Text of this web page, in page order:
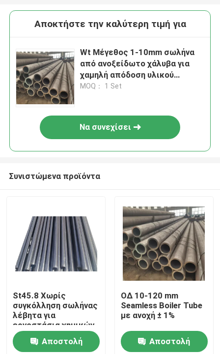
Προϊόντα
Σχετικά με εμάς
Αποκτήστε την καλύτερη τιμή για
Wt Μέγεθος 1-10mm σωλήνα
από ανοξείδωτο χάλυβα για
χαμηλή απόδοση υλικού
άνθρακα
MOQ： 1 Set
Να συνεχίσει
Συνιστώμενα προϊόντα
St45.8 Χωρίς
συγκόλληση σωλήνας
λέβητα για
εργοστάσια χημικών
λιπασμάτων
Αποστολή
ΟΔ 10-120 mm
Seamless Boiler Tube
με ανοχή ± 1%
Αποστολή